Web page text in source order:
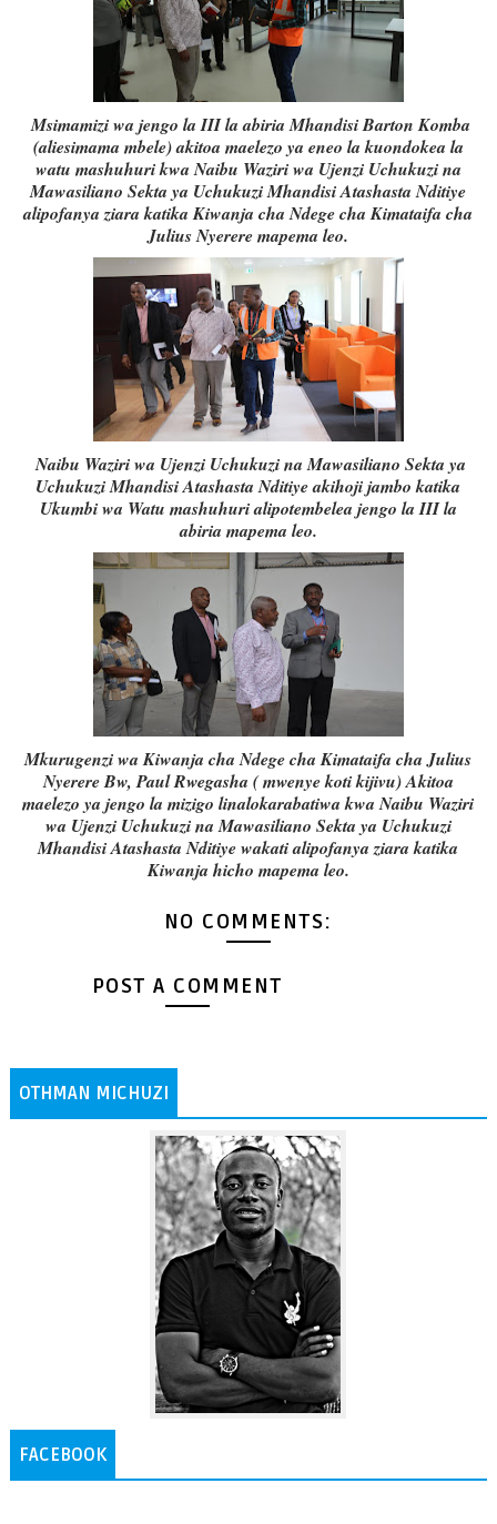
Msimamizi wa jengo la III la abiria Mhandisi Barton Komba
(aliesimama mbele) akitoa maelezo ya eneo la kuondokea la
watu mashuhuri kwa Naibu Waziri wa Ujenzi Uchukuzi na
Mawasiliano Sekta ya Uchukuzi Mhandisi Atashasta Nditiye
alipofanya ziara katika Kiwanja cha Ndege cha Kimataifa cha
Julius Nyerere mapema leo.
Naibu Waziri wa Ujenzi Uchukuzi na Mawasiliano Sekta ya
Uchukuzi Mhandisi Atashasta Nditiye akihoji jambo katika
Ukumbi wa Watu mashuhuri alipotembelea jengo la III la
abiria mapema leo.
Mkurugenzi wa Kiwanja cha Ndege cha Kimataifa cha Julius
Nyerere Bw, Paul Rwegasha ( mwenye koti kijivu) Akitoa
maelezo ya jengo la mizigo linalokarabatiwa kwa Naibu Waziri
wa Ujenzi Uchukuzi na Mawasiliano Sekta ya Uchukuzi
Mhandisi Atashasta Nditiye wakati alipofanya ziara katika
Kiwanja hicho mapema leo.
NO COMMENTS:
POST A COMMENT
OTHMAN MICHUZI
FACEBOOK